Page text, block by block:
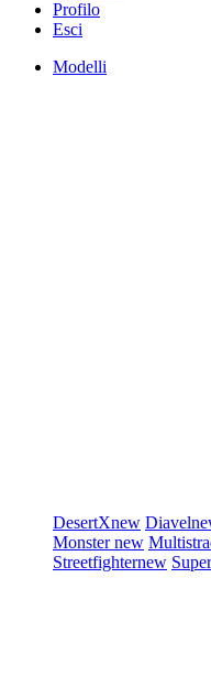
Profilo
Esci
Modelli
DesertXnew Diavel
Monsternew
Streetfighternew